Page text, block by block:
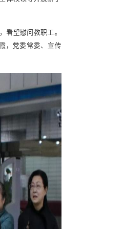
看望慰问教职工。
，党委常委、宣传